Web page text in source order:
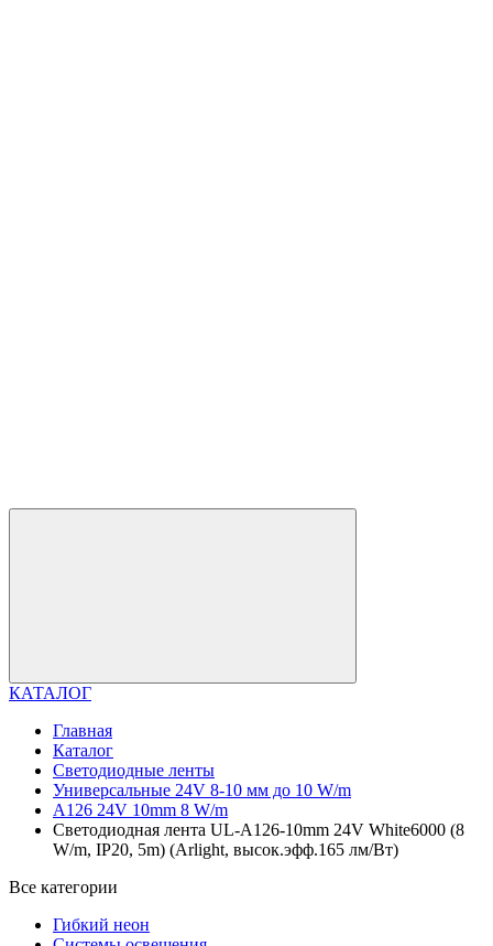
КАТАЛОГ
Главная
Каталог
Светодиодные ленты
Универсальные 24V 8-10 мм до 10 W/m
A126 24V 10mm 8 W/m
Светодиодная лента UL-A126-10mm 24V White6000 (8
W/m, IP20, 5m) (Arlight, высок.эфф.165 лм/Вт)
Все категории
Гибкий неон